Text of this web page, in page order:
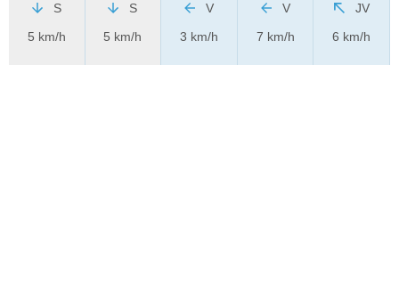
S
5 km/h
S
5 km/h
V
3 km/h
V
7 km/h
JV
6 km/h